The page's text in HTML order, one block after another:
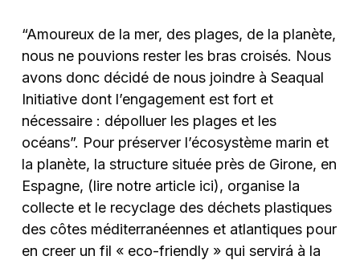
“Amoureux de la mer, des plages, de la planète,
nous ne pouvions rester les bras croisés. Nous
avons donc décidé de nous joindre à Seaqual
Initiative dont l’engagement est fort et
nécessaire : dépolluer les plages et les
océans”. Pour préserver l’écosystème marin et
la planète, la structure située près de Girone, en
Espagne, (lire notre article ici), organise la
collecte et le recyclage des déchets plastiques
des côtes méditerranéennes et atlantiques pour
en creer un fil « eco-friendly » qui servirá à la